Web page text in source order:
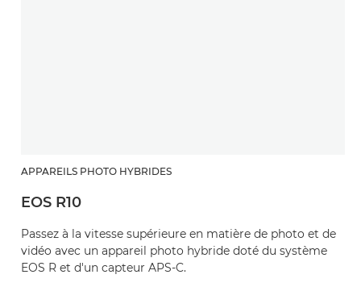
APPAREILS PHOTO HYBRIDES
EOS R10
Passez à la vitesse supérieure en matière de photo et de
vidéo avec un appareil photo hybride doté du système
EOS R et d'un capteur APS-C.